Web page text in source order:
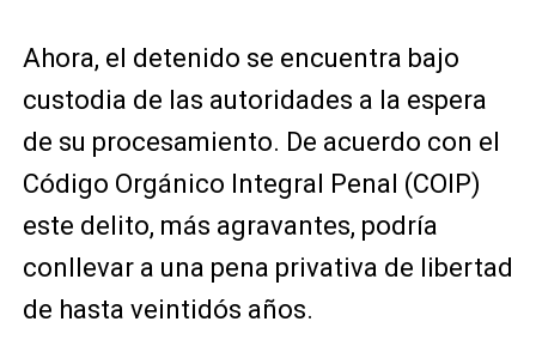
Ahora, el detenido se encuentra bajo
custodia de las autoridades a la espera
de su procesamiento. De acuerdo con el
Código Orgánico Integral Penal (COIP)
este delito, más agravantes, podría
conllevar a una pena privativa de libertad
de hasta veintidós años.